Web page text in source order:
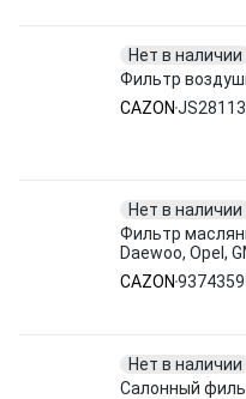
Нет в наличии
Фильтр
CAZON
Нет в наличии
Фильтр
Daewoo, Opel,
CAZON
Нет в наличии
Салонный